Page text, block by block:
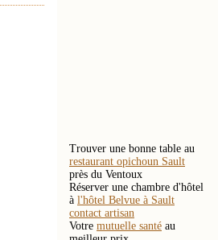
Trouver une bonne table au
restaurant opichoun Sault
près du Ventoux
Réserver une chambre d'hôtel
à l'hôtel Belvue à Sault
contact artisan
Votre mutuelle santé au